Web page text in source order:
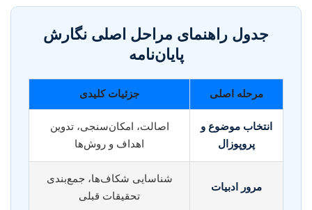
جدول راهنمای مراحل اصلی نگارش
پایان‌نامه
مرحله اصلی جزئیات کلیدی
انتخاب موضوع و
پروپوزال
اصالت، امکان‌سنجی، تدوین
اهداف و روش‌ها
مرور ادبیات
شناسایی شکاف‌ها، جمع‌بندی
تحقیقات قبلی